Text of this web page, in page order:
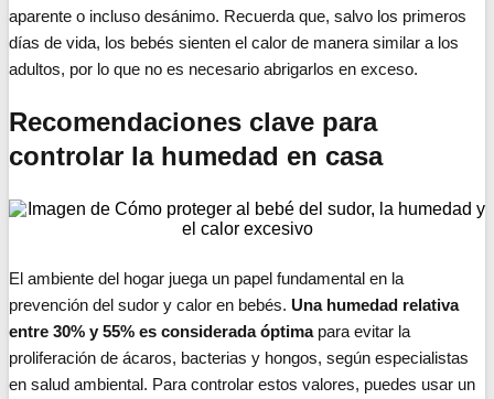
aparente o incluso desánimo. Recuerda que, salvo los primeros
días de vida, los bebés sienten el calor de manera similar a los
adultos, por lo que no es necesario abrigarlos en exceso.
Recomendaciones clave para
controlar la humedad en casa
El ambiente del hogar juega un papel fundamental en la
prevención del sudor y calor en bebés. Una humedad relativa
entre 30% y 55% es considerada óptimapara evitar la
proliferación de ácaros, bacterias y hongos, según especialistas
en salud ambiental. Para controlar estos valores, puedes usar un